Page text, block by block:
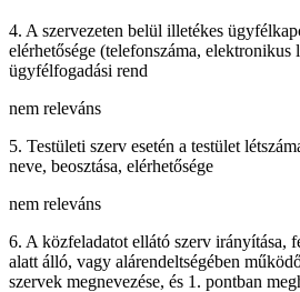
4. A szervezeten belül illetékes
elérhetősége (telefonszáma, elektronikus
ügyfélfogadási rend
nem releváns
5. Testületi szerv esetén a testület
neve, beosztása, elérhetősége
nem releváns
6. A közfeladatot ellátó szerv irányítása,
alatt álló, vagy alárendeltségében
szervek megnevezése, és 1. pontban